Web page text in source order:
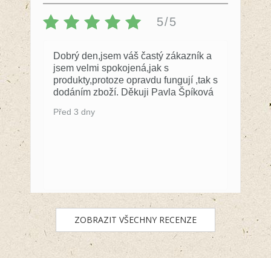
5/5
Dobrý den,jsem váš častý zákazník a
jsem velmi spokojená,jak s
produkty,protoze opravdu fungují ,tak s
dodáním zboží. Děkuji Pavla Špíková
Před 3 dny
ZOBRAZIT VŠECHNY RECENZE